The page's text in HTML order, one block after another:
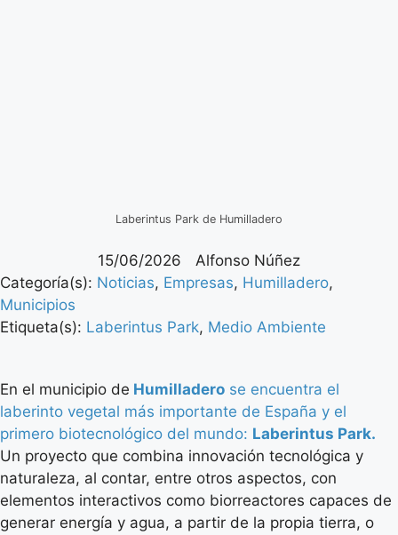
Laberintus Park de Humilladero
15/06/2026
Alfonso Núñez
Categoría(s): Noticias, Empresas, Humilladero,
Municipios
Etiqueta(s): Laberintus Park, Medio Ambiente
En el municipio de Humilladero se encuentra el
laberinto vegetal más importante de España y el
primero biotecnológico del mundo: Laberintus Park.
Un proyecto que combina innovación tecnológica y
naturaleza, al contar, entre otros aspectos, con
elementos interactivos como biorreactores capaces de
generar energía y agua, a partir de la propia tierra, o